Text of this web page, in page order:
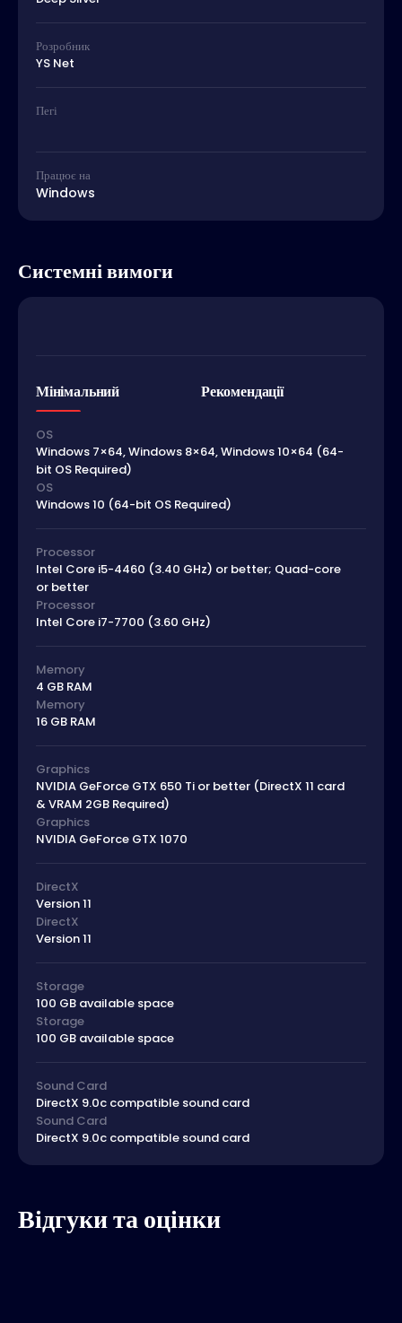
Розробник
YS Net
Пегі
Працює на
Windows
Системні вимоги
Мінімальний Рекомендації
OS
Windows 7×64, Windows 8×64, Windows 10×64 (64-
bit OS Required)
OS
Windows 10 (64-bit OS Required)
Processor
Intel Core i5-4460 (3.40 GHz) or better; Quad-core
or better
Processor
Intel Core i7-7700 (3.60 GHz)
Memory
4 GB RAM
Memory
16 GB RAM
Graphics
NVIDIA GeForce GTX 650 Ti or better (DirectX 11 card
& VRAM 2GB Required)
Graphics
NVIDIA GeForce GTX 1070
DirectX
Version 11
DirectX
Version 11
Storage
100 GB available space
Storage
100 GB available space
Sound Card
DirectX 9.0c compatible sound card
Sound Card
DirectX 9.0c compatible sound card
Відгуки та оцінки